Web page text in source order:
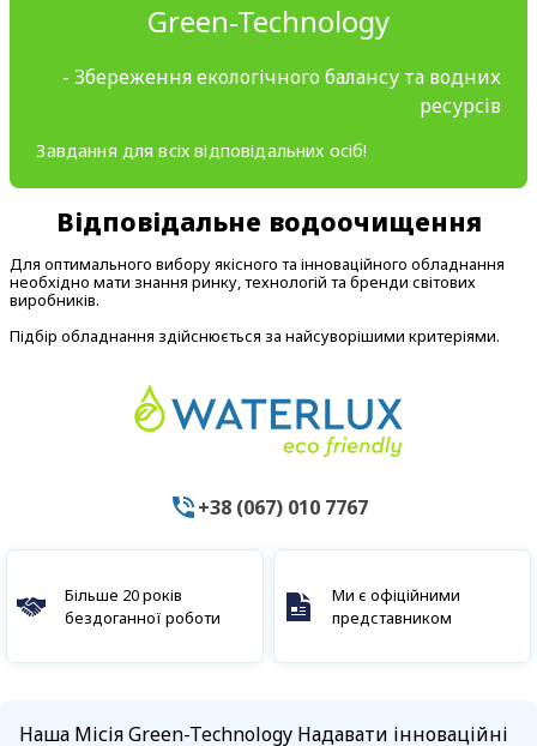
Green-Technology
- Збереження екологічного балансу та водних
ресурсів
Завдання для всіх відповідальних осіб!
Відповідальне водоочищення
Для оптимального вибору якісного та інноваційного обладнання
необхідно мати знання ринку, технологій та бренди світових
виробників.
Підбір обладнання здійснюється за найсуворішими критеріями.
+38 (067) 010 7767
Більше 20 років
бездоганної роботи
Ми є офіційними
представником
Наша Місія Green-Technology Надавати інноваційні